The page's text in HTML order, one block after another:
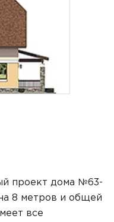
проект дома №63-
8 метров и общей
все